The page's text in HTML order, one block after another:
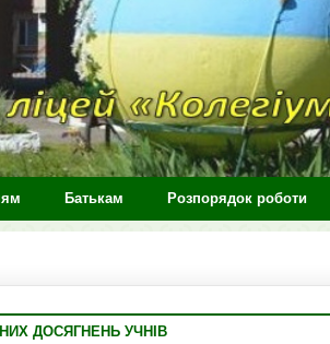
Батькам Розпорядок роботи
ДОСЯГНЕНЬ УЧНІВ